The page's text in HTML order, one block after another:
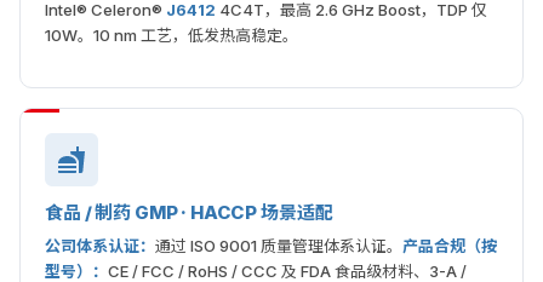
Intel® Celeron® J6412 4C4T，最高 2.6 GHz Boost，TDP 仅
10W。10 nm 工艺，低发热高稳定。
食品 / 制药 GMP · HACCP 场景适配
公司体系认证： 通过 ISO 9001 质量管理体系认证。 产品合规（按
型号）： CE / FCC / RoHS / CCC 及 FDA 食品级材料、3-A /